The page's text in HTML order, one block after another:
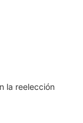
la reelección